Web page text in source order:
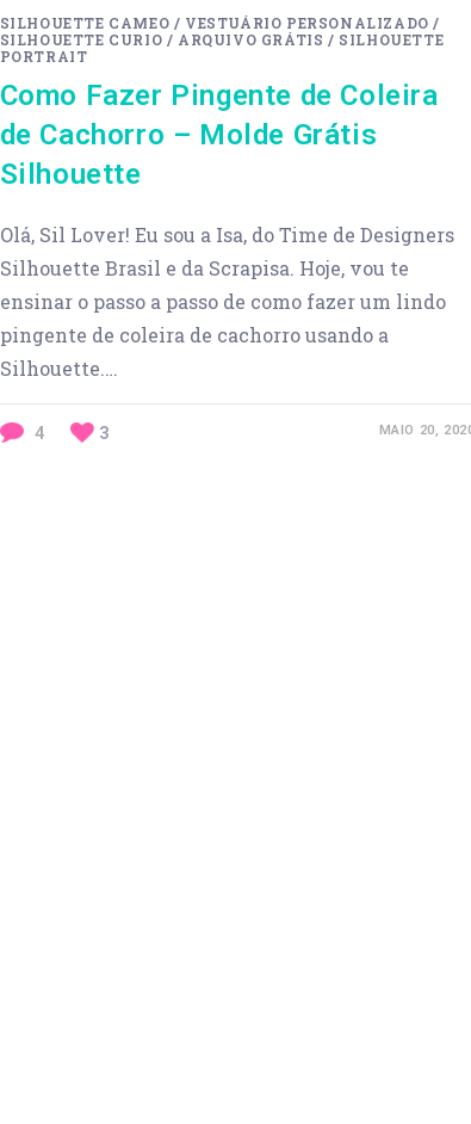
SILHOUETTE CAMEO / VESTUÁRIO PERSONALIZADO /
SILHOUETTE CURIO / ARQUIVO GRÁTIS / SILHOUETTE
PORTRAIT
Como Fazer Pingente de Coleira
de Cachorro – Molde Grátis
Silhouette
Olá, Sil Lover! Eu sou a Isa, do Time de Designers
Silhouette Brasil e da Scrapisa. Hoje, vou te
ensinar o passo a passo de como fazer um lindo
pingente de coleira de cachorro usando a
Silhouette.…
4 3 MAIO 20,